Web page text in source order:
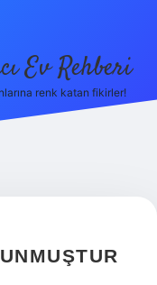
Ev Rehberi
renk katan fikirler!